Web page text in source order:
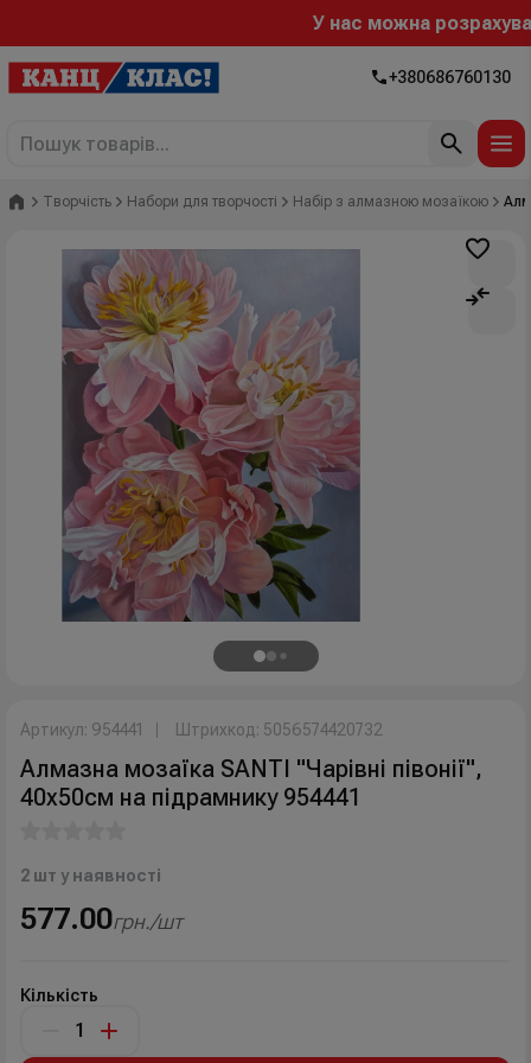
У нас можна
+380686760130
Головна
Творчість Набори для творчості Набір з алмазною мозаїкою
Артикул: 954441 Штрихкод: 5056574420732
Алмазна мозаїка SANTI "Чарівні півонії",
40х50см на підрамнику 954441
2 шт у наявності
577.00грн./шт
Кількість